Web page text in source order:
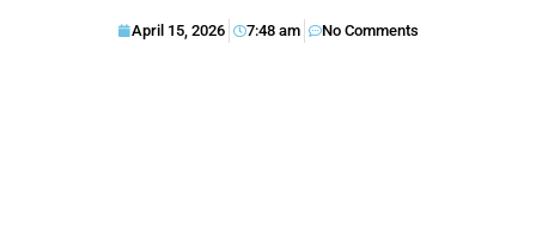
April 15, 2026 7:48 am No Comments